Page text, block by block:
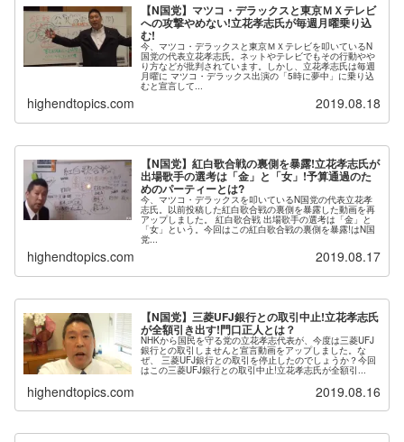
【N国党】マツコ・デラックスと東京ＭＸテレビ
への攻撃やめない!立花孝志氏が毎週月曜乗り込
む!
今、マツコ・デラックスと東京ＭＸテレビを叩いているN
国党の代表立花孝志氏。ネットやテレビでもその行動やや
り方などが批判されています。しかし、立花孝志氏は毎週
月曜に マツコ・デラックス出演の「5時に夢中」に乗り込
むと宣言して...
highendtopics.com 2019.08.18
【N国党】紅白歌合戦の裏側を暴露!立花孝志氏が
出場歌手の選考は「金」と「女」!予算通過のた
めのパーティーとは?
今、マツコ・デラックスを叩いているN国党の代表立花孝
志氏。以前投稿した紅白歌合戦の裏側を暴露した動画を再
アップしました。 紅白歌合戦 出場歌手の選考は「金」と
「女」という。今回はこの紅白歌合戦の裏側を暴露!はN国
党...
highendtopics.com 2019.08.17
【N国党】三菱UFJ銀行との取引中止!立花孝志氏
が全額引き出す!門口正人とは？
NHKから国民を守る党の立花孝志代表が、今度は三菱UFJ
銀行との取引しませんと宣言動画をアップしました。な
ぜ、 三菱UFJ銀行との取引を停止したのでしょうか？今回
はこの三菱UFJ銀行との取引中止!立花孝志氏が全額引...
highendtopics.com 2019.08.16